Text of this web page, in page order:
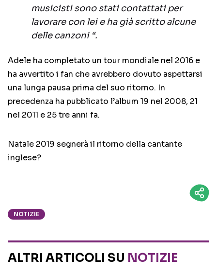
musicisti sono stati contattati per
lavorare con lei e ha già scritto alcune
delle canzoni “.
Adele ha completato un tour mondiale nel 2016 e
ha avvertito i fan che avrebbero dovuto aspettarsi
una lunga pausa prima del suo ritorno. In
precedenza ha pubblicato l’album 19 nel 2008, 21
nel 2011 e 25 tre anni fa.
Natale 2019 segnerà il ritorno della cantante
inglese?
NOTIZIE
ALTRI ARTICOLI SU NOTIZIE